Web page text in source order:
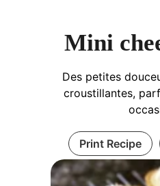
Mini
Des petites
croustillantes,
Print Recipe